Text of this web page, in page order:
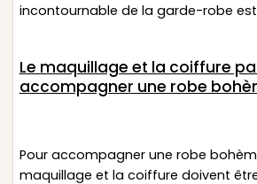
incontournable de la garde-robe
Le maquillage et la coiffure
accompagner une robe
Pour accompagner une robe
maquillage et la coiffure doivent